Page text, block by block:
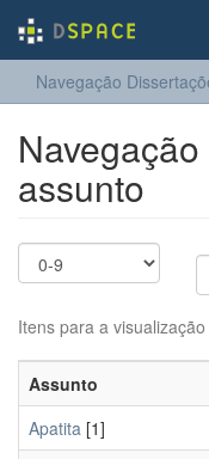
Navegação
assunto
Itens para a
Assunto
Apatita [1]